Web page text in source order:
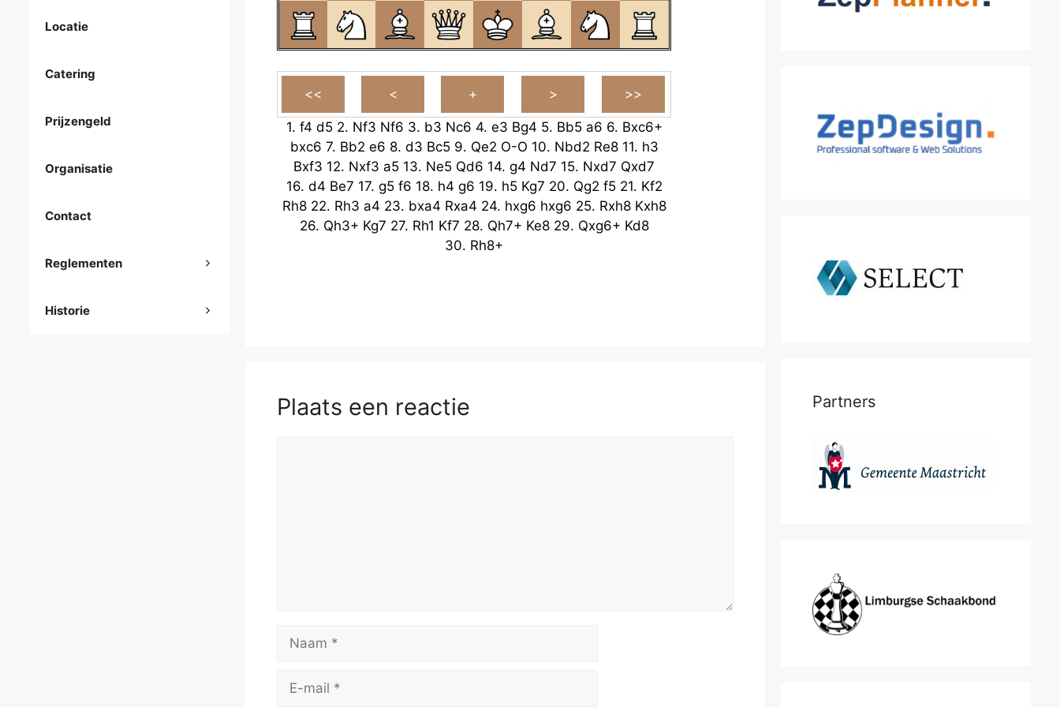
1. f4 d5 2. Nf3 Nf6 3. b3 Nc6 4. e3 Bg4 5. Bb5 a6 6. Bxc6+
bxc6 7. Bb2 e6 8. d3 Bc5 9. Qe2 O-O 10. Nbd2 Re8 11. h3
Bxf3 12. Nxf3 a5 13. Ne5 Qd6 14. g4 Nd7 15. Nxd7 Qxd7
16. d4 Be7 17. g5 f6 18. h4 g6 19. h5 Kg7 20. Qg2 f5 21. Kf2
Rh8 22. Rh3 a4 23. bxa4 Rxa4 24. hxg6 hxg6 25. Rxh8 Kxh8
26. Qh3+ Kg7 27. Rh1 Kf7 28. Qh7+ Ke8 29. Qxg6+ Kd8
30. Rh8+
Plaats een reactie
mail
Locatie
Catering
Prijzengeld
Organisatie
Contact
Reglementen
Historie
Partners